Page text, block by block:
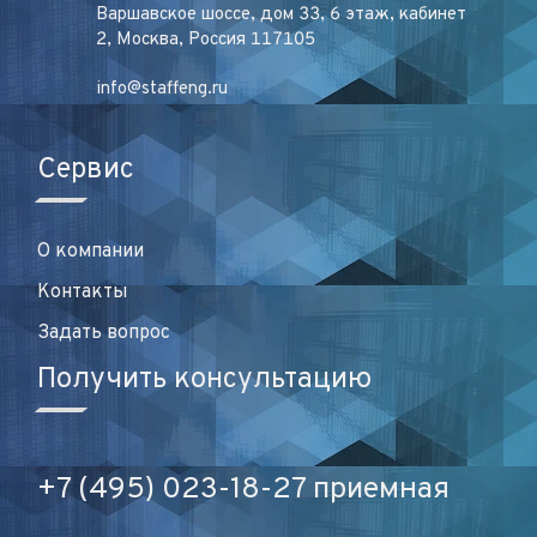
Варшавское шоссе, дом 33, 6 этаж, кабинет
2, Москва, Россия 117105
info@staffeng.ru
Сервис
О компании
Контакты
Задать вопрос
Получить консультацию
+7 (495) 023-18-27 приемная